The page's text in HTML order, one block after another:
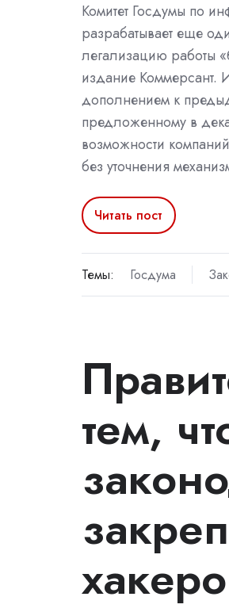
Комитет Госдумы по
разрабатывает еще
легализацию работы
издание Коммерсант.
дополнением к
предложенному в
возможности
без уточнения
Читать пост
Темы: Госдума
тем,